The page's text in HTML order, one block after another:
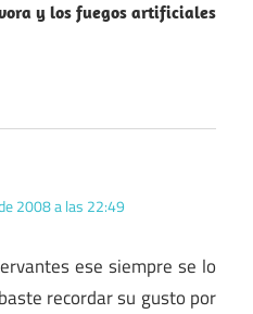
y los fuegos artificiales
2008 a las 22:49
ese siempre se lo
recordar su gusto por